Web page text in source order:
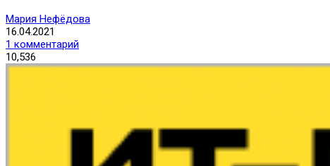
Мария Нефёдова
16.04.2021
1 комментарий
10,536